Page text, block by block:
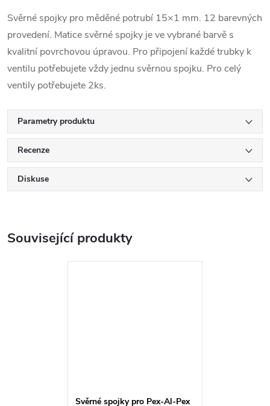
Svěrné spojky pro měděné potrubí 15×1 mm. 12 barevných
provedení. Matice svěrné spojky je ve vybrané barvě s
kvalitní povrchovou úpravou. Pro připojení každé trubky k
ventilu potřebujete vždy jednu svěrnou spojku. Pro celý
ventily potřebujete 2ks.
Parametry produktu
Recenze
Diskuse
Související produkty
Svěrné spojky pro Pex-Al-Pex